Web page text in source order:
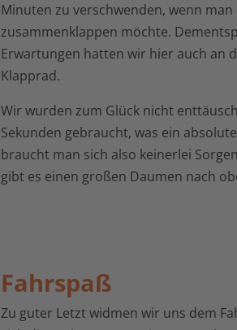
Minuten zu verschwenden, wenn man
zusammenklappen möchte.
Erwartungen hatten wir hier auch an
Klapprad.
Wir wurden zum Glück nicht
Sekunden gebraucht, was ein
braucht man sich also keinerlei
gibt es einen großen Daumen nach
Fahrspaß
Zu guter Letzt widmen wir uns dem